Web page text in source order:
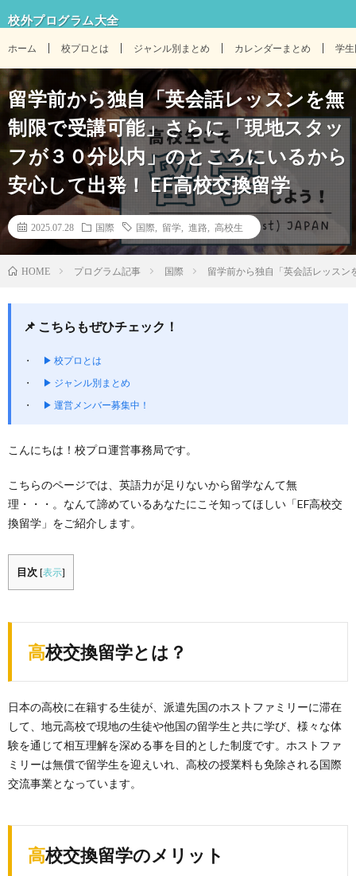
校外プログラム大全
ホーム 校プロとは ジャンル別まとめ カレンダーまとめ 学
留学前から独自「英会話レッスンを無
制限で受講可能」さらに「現地スタッ
フが３０分以内」のところにいるから
安心して出発！ EF高校交換留学
2025.07.28 国際 国際 留学 進路 高校生
HOME プログラム記事 国際 留学前から独自「英会話レッスン
📌 こちらもぜひチェック！
▶ 校プロとは
▶ ジャンル別まとめ
▶ 運営メンバー募集中！
こんにちは！校プロ運営事務局です。
こちらのページでは、英語力が足りないから留学なんて無
理・・・。なんて諦めているあなたにこそ知ってほしい「EF高校交
換留学」をご紹介します。
目次 [表示]
高校交換留学とは？
日本の高校に在籍する生徒が、派遣先国のホストファミリーに滞在
して、地元高校で現地の生徒や他国の留学生と共に学び、様々な体
験を通じて相互理解を深める事を目的とした制度です。ホストファ
ミリーは無償で留学生を迎えいれ、高校の授業料も免除される国際
交流事業となっています。
高校交換留学のメリット